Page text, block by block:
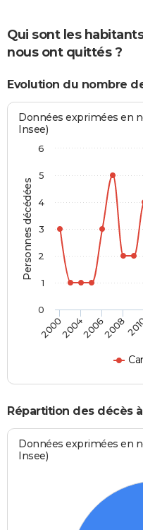
Qui sont les
nous ont quittés ?
Evolution du nombre
Personnes décédées
Données exprimées en
Insee)
2000200420062008
0
1
2
3
4
5
6
Répartition des décès
Données exprimées en
Insee)